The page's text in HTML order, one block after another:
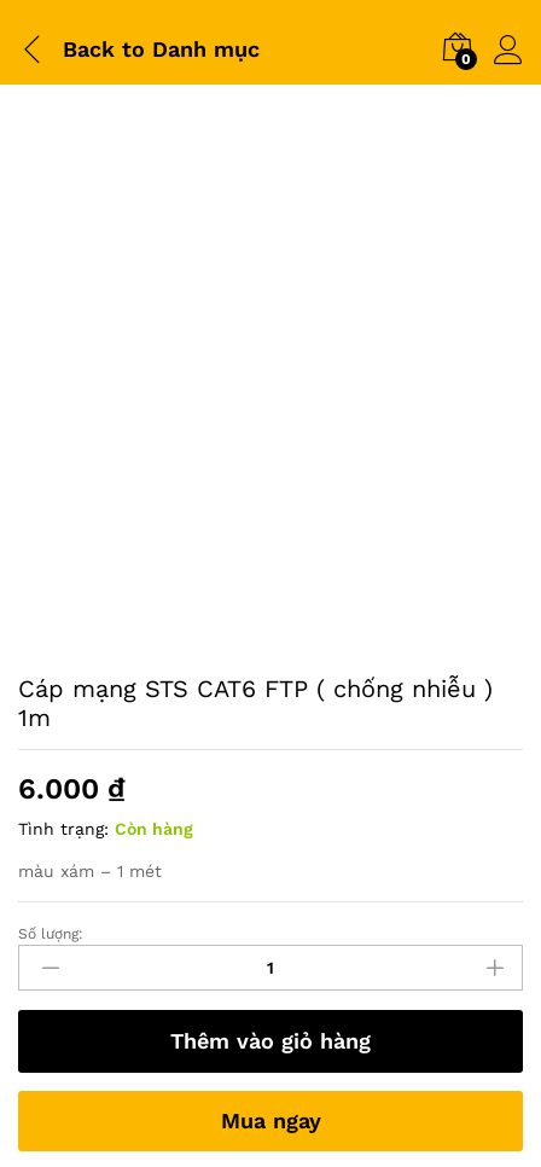
Back to Danh mục 0
Cáp mạng STS CAT6 FTP ( chống nhiễu )
1m
6.000 ₫
Tình trạng: Còn hàng
màu xám – 1 mét
Cáp
mạng
STS
CAT6
(
chống
)
Số lượng:
Thêm vào giỏ hàng
Mua ngay